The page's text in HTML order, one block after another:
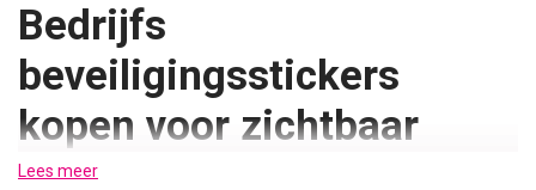
Bedrijfs
beveiligingsstickers
kopen voor zichtbaar
afschrikkingseffect
Lees meer